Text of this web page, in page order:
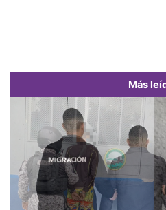
Más